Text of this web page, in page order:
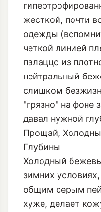
жесткой, почти
одежды
четкой линией
палаццо из
нейтральный
слишком
"грязно" на фоне
давал нужной
Прощай,
Глубины
Холодный
зимних
общим серым
хуже, делает